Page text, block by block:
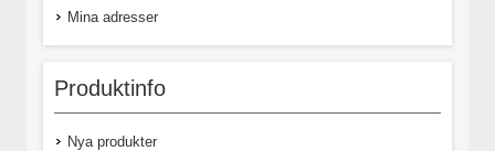
Mina adresser
Produktinfo
Nya produkter